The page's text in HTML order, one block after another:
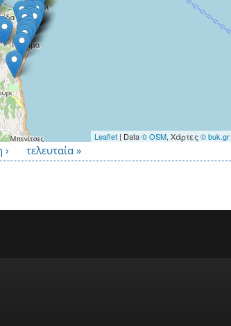
Leaflet| Data© OSM, Χάρτες © buk.gr
› τελευταία »